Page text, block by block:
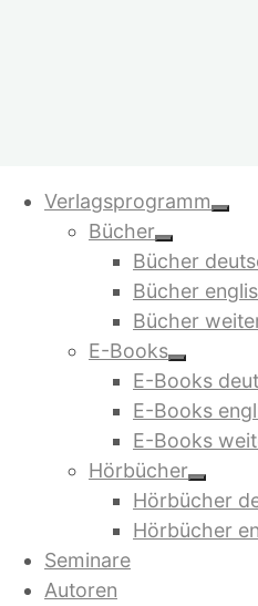
Inhalt
springen
Verlagsprogramm
Bücher
Bücher
Bücher
Bücher
E-Books
E-Books
E-Books
E-Books
Hörbücher
Hörbücher
Hörbücher
Seminare
Autoren
Mein Konto